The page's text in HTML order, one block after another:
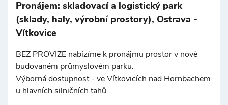
Pronájem: skladovací a logistický park
(sklady, haly, výrobní prostory), Ostrava -
Vítkovice
BEZ PROVIZE nabízíme k pronájmu prostor v nově
budovaném průmyslovém parku.
Výborná dostupnost - ve Vítkovicích nad Hornbachem
u hlavních silničních tahů.